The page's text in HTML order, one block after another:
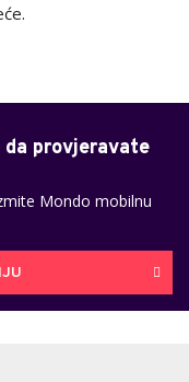
provjeravate
Mondo mobilnu